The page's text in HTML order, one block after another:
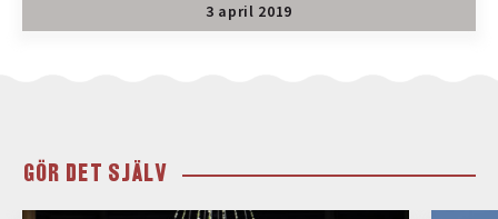
3 april 2019
GÖR DET SJÄLV